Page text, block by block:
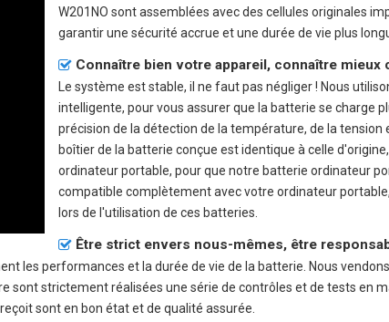
W201NO sont assemblées avec des cellules originales
garantir une sécurité accrue et une durée de vie plus
Connaître bien votre appareil, connaître mieux
Le système est stable, il ne faut pas négliger ! Nous
intelligente, pour vous assurer que la batterie se charge
précision de la détection de la température, de la tension
boîtier de la batterie conçue est identique à celle
ordinateur portable, pour que notre batterie ordinateur
compatible complètement avec votre ordinateur
lors de l'utilisation de ces batteries.
Être strict envers nous-mêmes, être
les performances et la durée de vie de la batterie. Nous
sont strictement réalisées une série de contrôles et de tests en
sont en bon état et de qualité assurée.